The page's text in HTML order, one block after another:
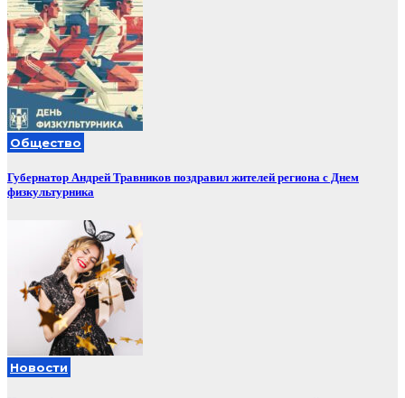
Общество
Губернатор Андрей Травников поздравил жителей региона с Днем
физкультурника
Новости